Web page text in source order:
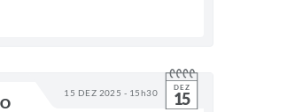
15 DEZ 2025 - 15h30 DEZ
15